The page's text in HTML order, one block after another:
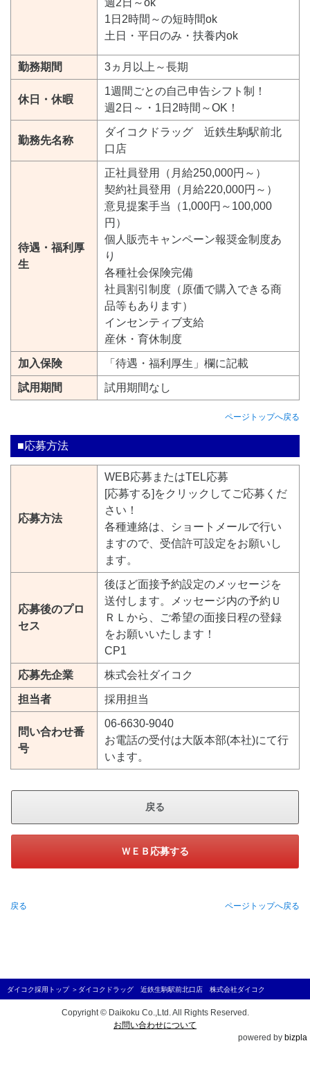
週2日～ok
1日2時間～の短時間ok
土日・平日のみ・扶養内ok
勤務期間 3ヵ月以上～長期
休日・休暇
1週間ごとの自己申告シフト制！
週2日～・1日2時間～OK！
勤務先名称
ダイコクドラッグ 近鉄生駒駅前北
口店
待遇・福利厚
生
正社員登用（月給250,000円～）
契約社員登用（月給220,000円～）
意見提案手当（1,000円～100,000
円）
個人販売キャンペーン報奨金制度あ
り
各種社会保険完備
社員割引制度（原価で購入できる商
品等もあります）
インセンティブ支給
産休・育休制度
加入保険 「待遇・福利厚生」欄に記載
試用期間 試用期間なし
ページトップへ戻る
■応募方法
応募方法
WEB応募またはTEL応募
[応募する]をクリックしてご応募くだ
さい！
各種連絡は、ショートメールで行い
ますので、受信許可設定をお願いし
ます。
応募後のプロ
セス
後ほど面接予約設定のメッセージを
送付します。メッセージ内の予約Ｕ
ＲＬから、ご希望の面接日程の登録
をお願いいたします！
CP1
応募先企業 株式会社ダイコク
担当者 採用担当
問い合わせ番
号
06-6630-9040
お電話の受付は大阪本部(本社)にて行
います。
戻る
ＷＥＢ応募する
戻る ページトップへ戻る
ダイコク採用トップ ＞ ダイコクドラッグ 近鉄生駒駅前北口店 株式会社ダイコク
Copyright © Daikoku Co.,Ltd. All Rights Reserved.
お問い合わせについて
powered by bizpla